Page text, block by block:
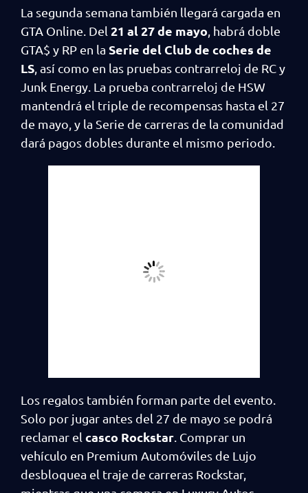
La segunda semana también llegará cargada en
GTA Online. Del 21 al 27 de mayo , habrá doble
GTA$ y RP en la Serie del Club de coches de
LS , así como en las pruebas contrarreloj de RC y
Junk Energy. La prueba contrarreloj de HSW
mantendrá el triple de recompensas hasta el 27
de mayo, y la Serie de carreras de la comunidad
dará pagos dobles durante el mismo periodo.
Los regalos también forman parte del evento.
Solo por jugar antes del 27 de mayo se podrá
reclamar el casco Rockstar . Comprar un
vehículo en Premium Automóviles de Lujo
desbloquea el traje de carreras Rockstar,